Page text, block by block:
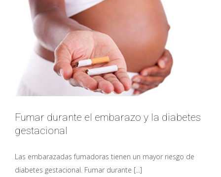
Fumar durante el embarazo y la diabetes
gestacional
Las embarazadas fumadoras tienen un mayor riesgo de
diabetes gestacional. Fumar durante [...]